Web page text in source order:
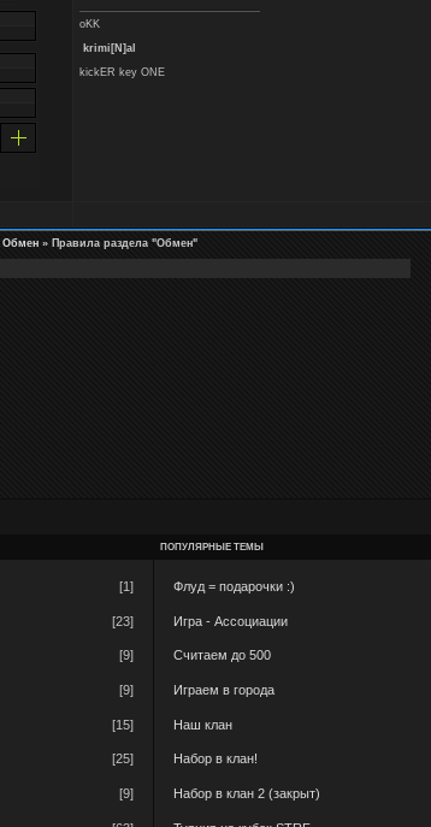
oKK
krimi[N]al
kickER key ONE
Обмен » Правила раздела "Обмен"
ПОПУЛЯРНЫЕ ТЕМЫ
[1]
[23]
[9]
[9]
[15]
[25]
[9]
Флуд = подарочки :)
Игра - Ассоциации
Считаем до 500
Играем в города
Наш клан
Набор в клан!
Набор в клан 2 (закрыт)